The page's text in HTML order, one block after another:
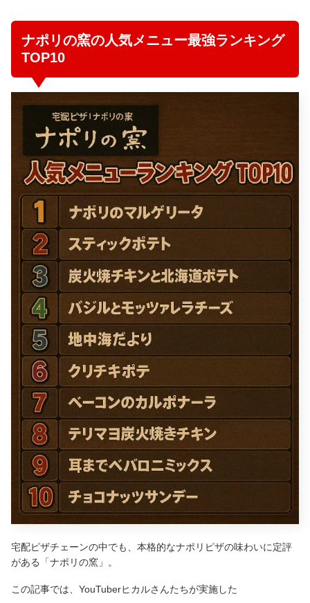
ナポリの窯の人気メニュー最強ランキング
TOP10
宅配ピザチェーンの中でも、本格的なナポリピザの味わいに定評
がある「ナポリの窯」。
この記事では、YouTuberヒカルさんたちが実施した